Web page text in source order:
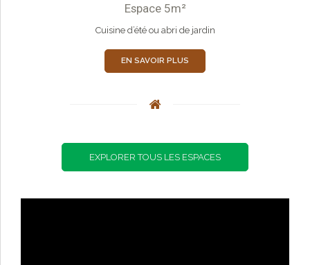
Espace 5m²
Cuisine d’été ou abri de jardin
EN SAVOIR PLUS
EXPLORER TOUS LES ESPACES